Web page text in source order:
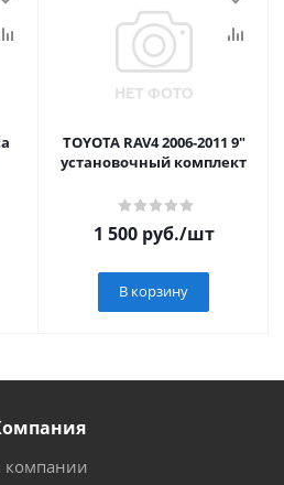
TOYOTA RAV4 2006-2011 9"
установочный комплект
1 500руб./шт
В корзину
компании